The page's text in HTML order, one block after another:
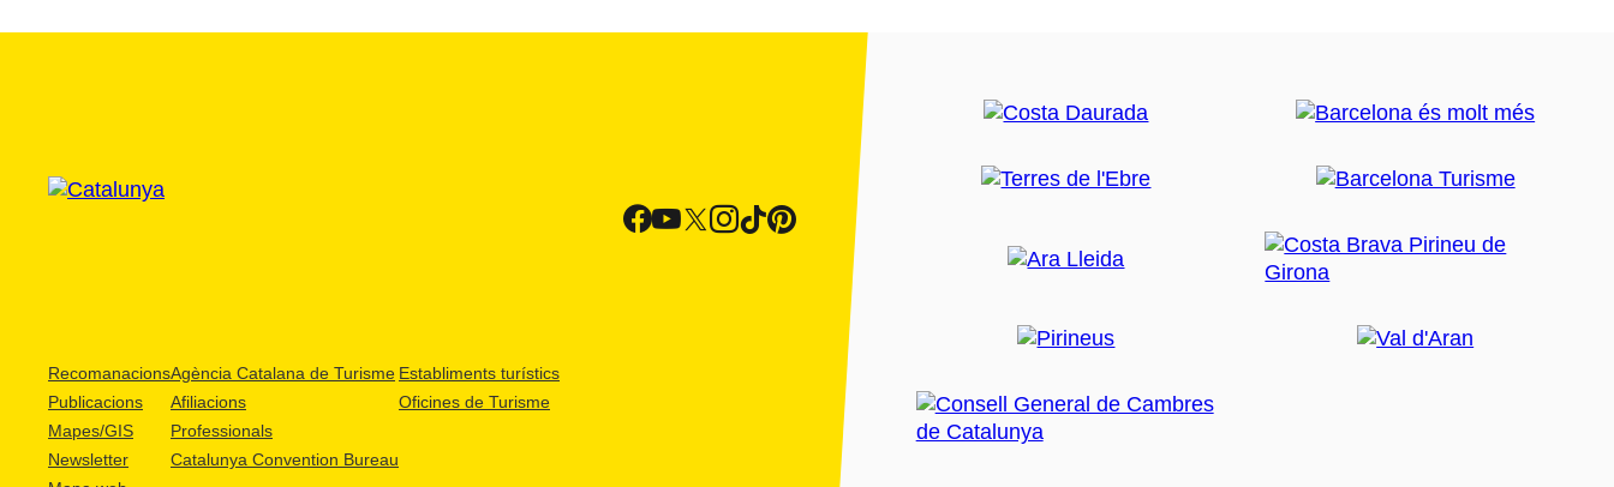
Recomanacions
Publicacions
Mapes/GIS
Newsletter
Agència Catalana de Turisme
Afiliacions
Professionals
Catalunya Convention Bureau
Establiments turístics
Oficines de Turisme